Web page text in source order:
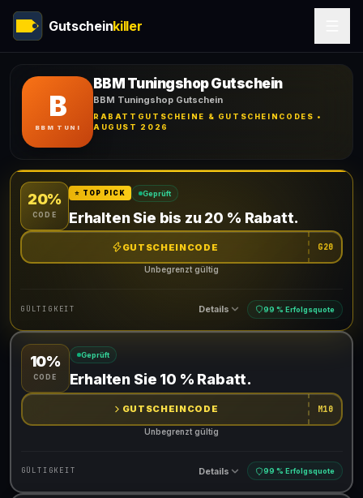
Gutscheinkiller
B
BBM TUNI
BBM Tuningshop Gutschein
BBM Tuningshop Gutschein
RABATTGUTSCHEINE & GUTSCHEINCODES •
AUGUST 2026
20%
CODE
⭐ TOP PICK Geprüft
Erhalten Sie bis zu 20 % Rabatt.
GUTSCHEINCODE G20
Unbegrenzt gültig
GÜLTIGKEIT Details 99 % Erfolgsquote
Gültig für teilnehmende Produkte
Gib den Code an der Kasse ein, um den Rabatt zu erhalten
10%
CODE
Geprüft
Erhalten Sie 10 % Rabatt.
GUTSCHEINCODE M10
Unbegrenzt gültig
GÜLTIGKEIT Details 99 % Erfolgsquote